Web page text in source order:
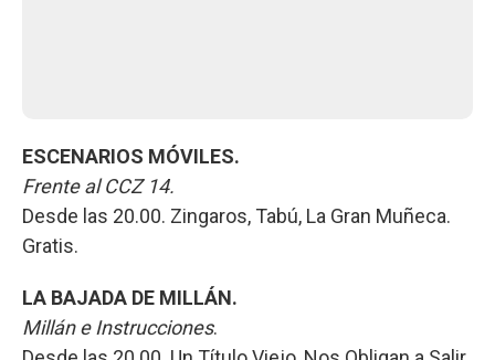
ESCENARIOS MÓVILES.
Frente al CCZ 14.
Desde las 20.00. Zingaros, Tabú, La Gran Muñeca.
Gratis.
LA BAJADA DE MILLÁN.
Millán e Instrucciones.